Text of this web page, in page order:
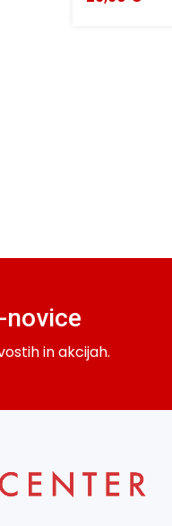
novice
in akcijah.